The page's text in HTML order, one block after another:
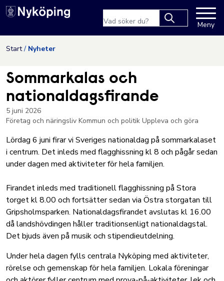
Nyköpings kommuns
Meny
Start Nyheter
Sommarkalas och
nationaldagsfirande
5 juni 2026
Företag och näringsliv Kommun och politik Uppleva och göra
Lördag 6 juni firar vi Sveriges nationaldag på sommarkalaset
i centrum. Det inleds med flagghissning kl 8 och pågår sedan
under dagen med aktiviteter för hela familjen.
Firandet inleds med traditionell flagghissning på Stora
torget kl 8.00 och fortsätter sedan via Östra storgatan till
Gripsholmsparken. Nationaldagsfirandet avslutas kl 16.00
då landshövdingen håller traditionsenligt nationaldagstal.
Det bjuds även på musik och stipendieutdelning.
Under hela dagen fylls centrala Nyköping med aktiviteter,
rörelse och gemenskap för hela familjen. Lokala föreningar